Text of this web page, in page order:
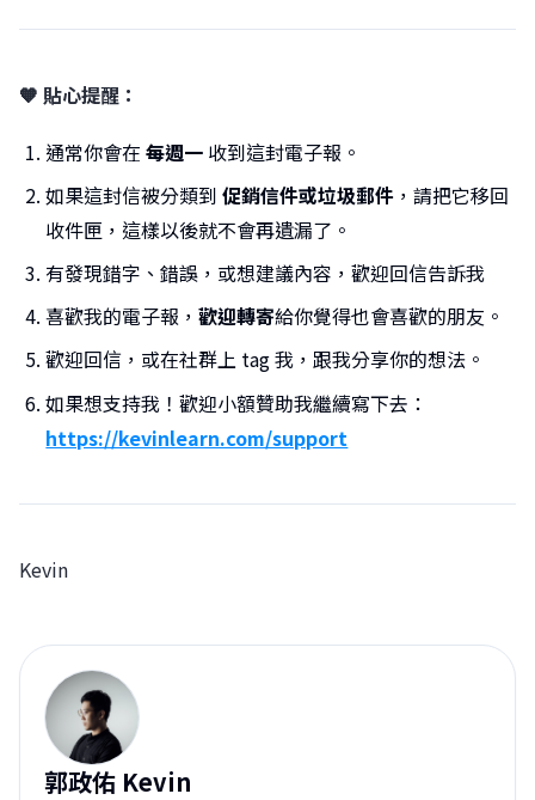
🧡 貼心提醒：
通常你會在每週一 收到這封電子報。
如果這封信被分類到促銷信件或垃圾郵件 ，請把它移回
收件匣，這樣以後就不會再遺漏了。
有發現錯字、錯誤，或想建議內容，歡迎回信告訴我
喜歡我的電子報，歡迎轉寄給你覺得也會喜歡的朋友。
歡迎回信，或在社群上 tag 我，跟我分享你的想法。
如果想支持我！歡迎小額贊助我繼續寫下去：
https://kevinlearn.com/support
Kevin
郭
郭政佑 Kevin